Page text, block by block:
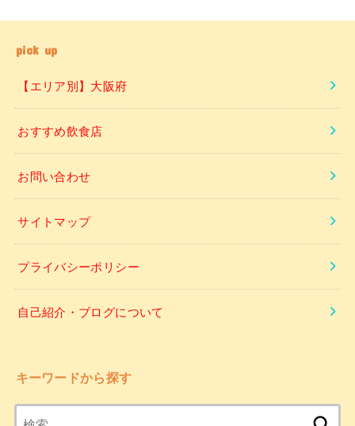
pick up
【エリア別】大阪府
おすすめ飲食店
お問い合わせ
サイトマップ
プライバシーポリシー
自己紹介・ブログについて
キーワードから探す